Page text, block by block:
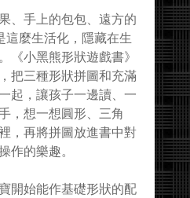
手上的包包、遠方的
麼生活化，隱藏在生
《小黑熊形狀遊戲書》
把三種形狀拼圖和充滿
起，讓孩子一邊讀、一
，想一想圓形、三角
，再將拼圖放進書中對
作的樂趣。
始能作基礎形狀的配